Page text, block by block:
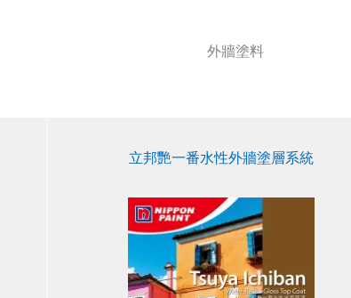
外牆塗料
立邦艷一番水性外牆塗層系統